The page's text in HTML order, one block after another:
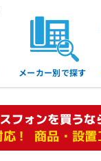
メーカー別で探す